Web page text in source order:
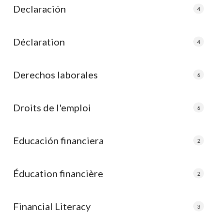
Declaración 4
Déclaration 4
Derechos laborales 6
Droits de l'emploi 6
Educación financiera 2
Éducation financière 2
Financial Literacy 3